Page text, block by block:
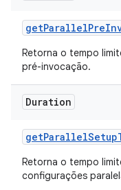
getParallelPre
Retorna o tempo
pré-invocação.
Duration
getParallelSetup
Retorna o tempo
configurações